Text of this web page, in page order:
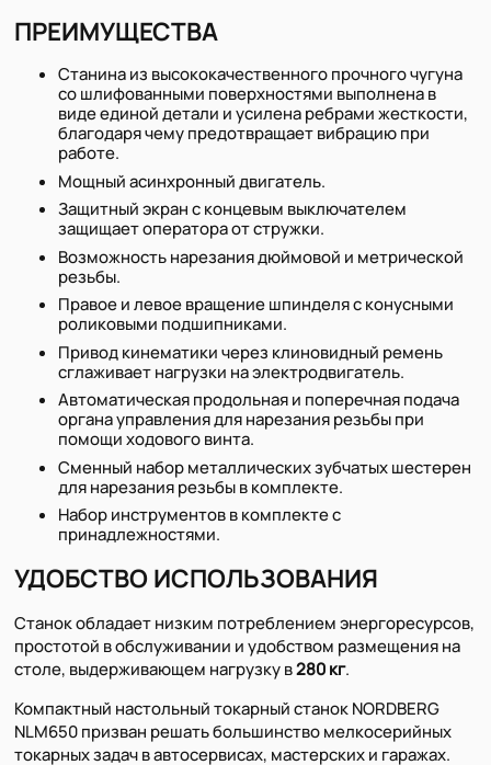
ПРЕИМУЩЕСТВА
Станина из высококачественного прочного чугуна
со шлифованными поверхностями выполнена в
виде единой детали и усилена ребрами жесткости,
благодаря чему предотвращает вибрацию при
работе.
Мощный асинхронный двигатель.
Защитный экран с концевым выключателем
защищает оператора от стружки.
Возможность нарезания дюймовой и метрической
резьбы.
Правое и левое вращение шпинделя с конусными
роликовыми подшипниками.
Привод кинематики через клиновидный ремень
сглаживает нагрузки на электродвигатель.
Автоматическая продольная и поперечная подача
органа управления для нарезания резьбы при
помощи ходового винта.
Сменный набор металлических зубчатых шестерен
для нарезания резьбы в комплекте.
Набор инструментов в комплекте с
принадлежностями.
УДОБСТВО ИСПОЛЬЗОВАНИЯ
Станок обладает низким потреблением энергоресурсов,
простотой в обслуживании и удобством размещения на
столе, выдерживающем нагрузку в280 кг.
Компактный настольный токарный станок NORDBERG
NLM650 призван решать большинство мелкосерийных
токарных задач в автосервисах, мастерских и гаражах.